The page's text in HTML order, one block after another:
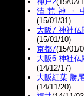
清荒神・
(15/01/31)
大阪7 神社仏
(15/01/10)
京都7(15/01/
大阪6 神社仏
(14/12/17)
大阪紅葉 勝
(14/11/20)